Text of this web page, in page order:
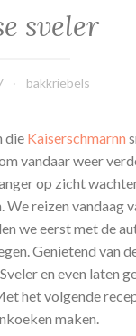
sveler
bakkriebels
die Kaiserschmarnn
vandaar weer
op zicht
reizen vandaag
we eerst met de
Genietend van
en even laten
het volgende
maken.